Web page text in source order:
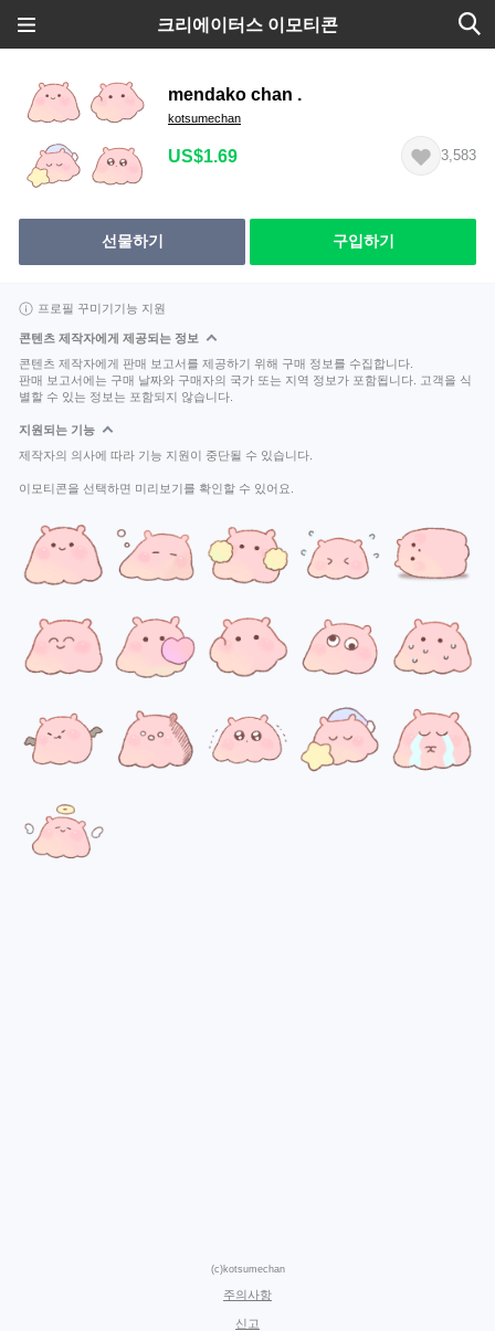
크리에이터스 이모티콘
mendako chan .
kotsumechan
US$1.69 3,583
선물하기 구입하기
프로필 꾸미기기능 지원
콘텐츠 제작자에게 제공되는 정보
콘텐츠 제작자에게 판매 보고서를 제공하기 위해 구매 정보를 수집합니다.
판매 보고서에는 구매 날짜와 구매자의 국가 또는 지역 정보가 포함됩니다. 고객을 식
별할 수 있는 정보는 포함되지 않습니다.
지원되는 기능
제작자의 의사에 따라 기능 지원이 중단될 수 있습니다.
이모티콘을 선택하면 미리보기를 확인할 수 있어요.
(c)kotsumechan
주의사항
신고